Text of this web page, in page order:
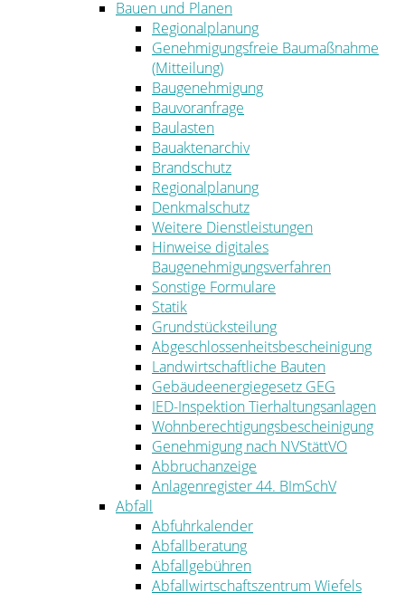
Bauen und Planen
Regionalplanung
Genehmigungsfreie Baumaßnahme
(Mitteilung)
Baugenehmigung
Bauvoranfrage
Baulasten
Bauaktenarchiv
Brandschutz
Regionalplanung
Denkmalschutz
Weitere Dienstleistungen
Hinweise digitales
Baugenehmigungsverfahren
Sonstige Formulare
Statik
Grundstücksteilung
Abgeschlossenheitsbescheinigung
Landwirtschaftliche Bauten
Gebäudeenergiegesetz GEG
IED-Inspektion Tierhaltungsanlagen
Wohnberechtigungsbescheinigung
Genehmigung nach NVStättVO
Abbruchanzeige
Anlagenregister 44. BImSchV
Abfall
Abfuhrkalender
Abfallberatung
Abfallgebühren
Abfallwirtschaftszentrum Wiefels